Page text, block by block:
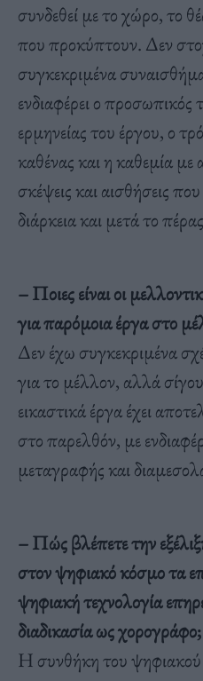
συνδεθεί με το χώρο, το
που προκύπτουν. Δεν
συγκεκριμένα
ενδιαφέρει ο προσωπικός
ερμηνείας του έργου, ο
καθένας και η καθεμία με
σκέψεις και αισθήσεις
διάρκεια και μετά το
– Ποιες είναι οι
για παρόμοια έργα στο
Δεν έχω συγκεκριμένα
για το μέλλον, αλλά
εικαστικά έργα έχει
στο παρελθόν, με
μεταγραφής και
– Πώς βλέπετε την
στον ψηφιακό κόσμο τα
ψηφιακή τεχνολογία
διαδικασία ως χορογράφο;
Η συνθήκη του ψηφιακού